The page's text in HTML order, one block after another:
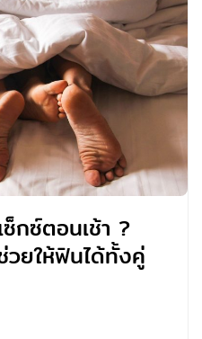
กซ์ตอนเช้า ?
ยให้ฟินได้ทั้งคู่